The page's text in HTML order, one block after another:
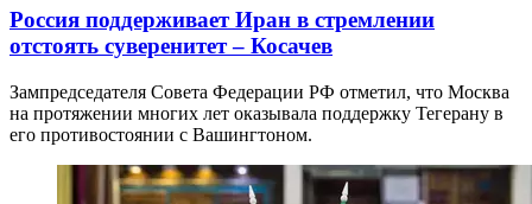
Россия поддерживает Иран в стремлении
отстоять суверенитет – Косачев
Зампредседателя Совета Федерации РФ отметил, что Москва
на протяжении многих лет оказывала поддержку Тегерану в
его противостоянии с Вашингтоном.